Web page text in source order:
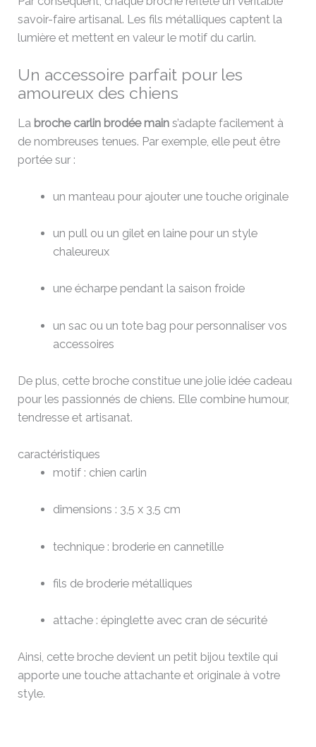
savoir-faire artisanal. Les fils métalliques captent la
lumière et mettent en valeur le motif du carlin.
Un accessoire parfait pour les
amoureux des chiens
La broche carlin brodée main s’adapte facilement à
de nombreuses tenues. Par exemple, elle peut être
portée sur :
un manteau pour ajouter une touche originale
un pull ou un gilet en laine pour un style
chaleureux
une écharpe pendant la saison froide
un sac ou un tote bag pour personnaliser vos
accessoires
De plus, cette broche constitue une jolie idée cadeau
pour les passionnés de chiens. Elle combine humour,
tendresse et artisanat.
caractéristiques
motif : chien carlin
dimensions : 3,5 x 3,5 cm
technique : broderie en cannetille
fils de broderie métalliques
attache : épinglette avec cran de sécurité
Ainsi, cette broche devient un petit bijou textile qui
apporte une touche attachante et originale à votre
style.